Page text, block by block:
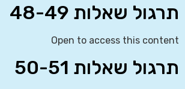
תרגול שאלות 48-49
Open to access this content
תרגול שאלות 50-51